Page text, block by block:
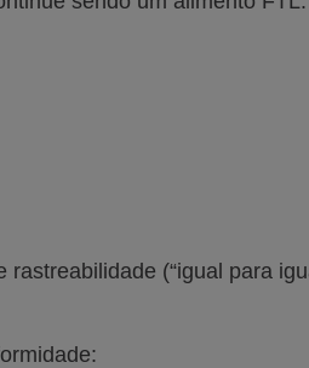
(“igual para